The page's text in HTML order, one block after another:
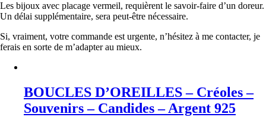
Les bijoux avec placage vermeil, requièrent le savoir-faire d’un doreur.
Un délai supplémentaire, sera peut-être nécessaire.
Si, vraiment, votre commande est urgente, n’hésitez à me contacter, je
ferais en sorte de m’adapter au mieux.
BOUCLES D’OREILLES – Créoles –
Souvenirs – Candides – Argent 925